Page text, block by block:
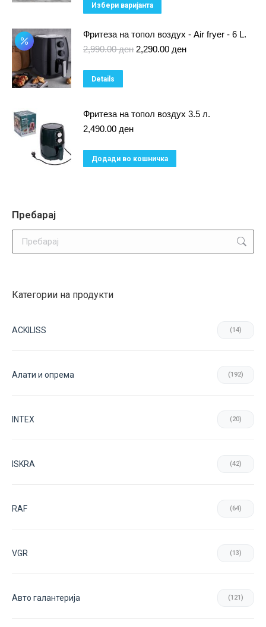
2,990.00 ден.
Избери варијанта
has
multiple
may
chosen
on
Фритеза на топол воздух - Air fryer - 6 L.
2,990.00ден Original
2,290.00 денCurrent
Details
Фритеза на топол воздух 3.5 л.
2,490.00 ден
Додади во кошничка
Пребарај
Категории на продукти
ACKILISS (14)
Aлати и опрема (192)
INTEX (20)
ISKRA (42)
RAF (64)
VGR (13)
Авто галантерија (121)